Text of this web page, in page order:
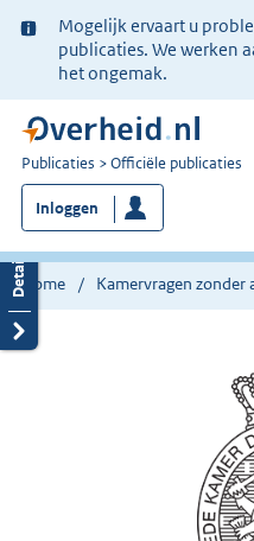
Ter
informatie:
Mogelijk ervaart u
publicaties. We werken
het ongemak.
U
bent
nu
hier:
Publicaties Officiële publicaties
Inloggen
Home Kamervragen